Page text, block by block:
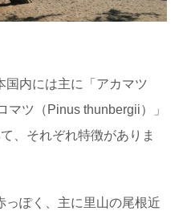
松を巡る旅in島根県大田市
銀山遺跡とその文化的景観」としてユネ
林「秋田杉」をめぐる秋田観光へ
も選ばれている秋田県の銘木といえば
度は見てみたい天然の杉ですが、...
材の違いは？フローリングで比
国内には主に「アカマツ
マツ（Pinus thunbergii）」
、それぞれ特徴がありま
っぽく、主に里山の尾根近